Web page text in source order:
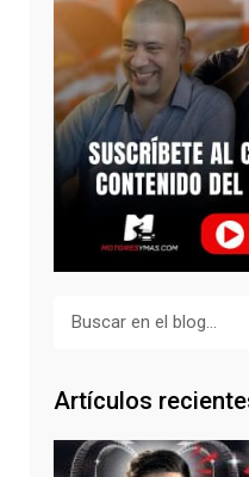
Artículos